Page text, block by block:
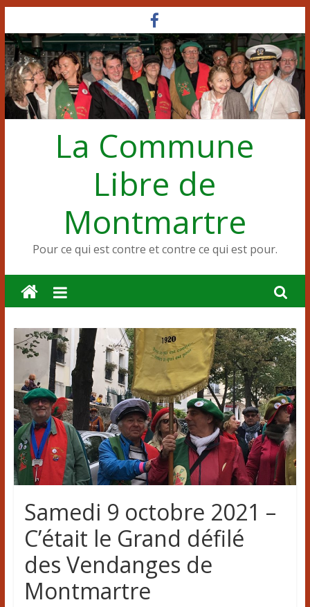
au
contenu
La Commune
Libre de
Montmartre
Pour ce qui est contre et contre ce qui est pour.
Samedi 9 octobre 2021 –
C’était le Grand défilé
des Vendanges de
Montmartre